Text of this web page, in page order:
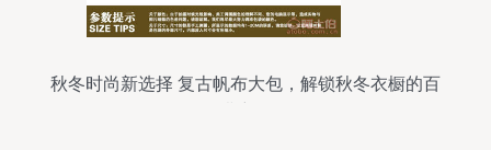
秋冬时尚新选择 复古帆布大包，解锁秋冬衣橱的百